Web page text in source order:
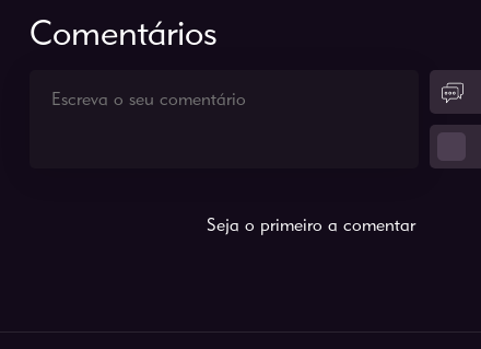
Comentários
Seja o primeiro a comentar